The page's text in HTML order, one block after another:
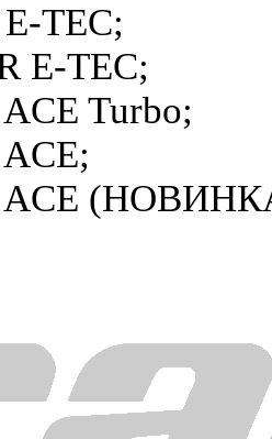
TEC;
E-TEC;
Turbo;
ACE